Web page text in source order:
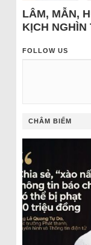
LÂM, MẪN,
KỊCH NGHÌN
FOLLOW US
CHÂM BIẾM